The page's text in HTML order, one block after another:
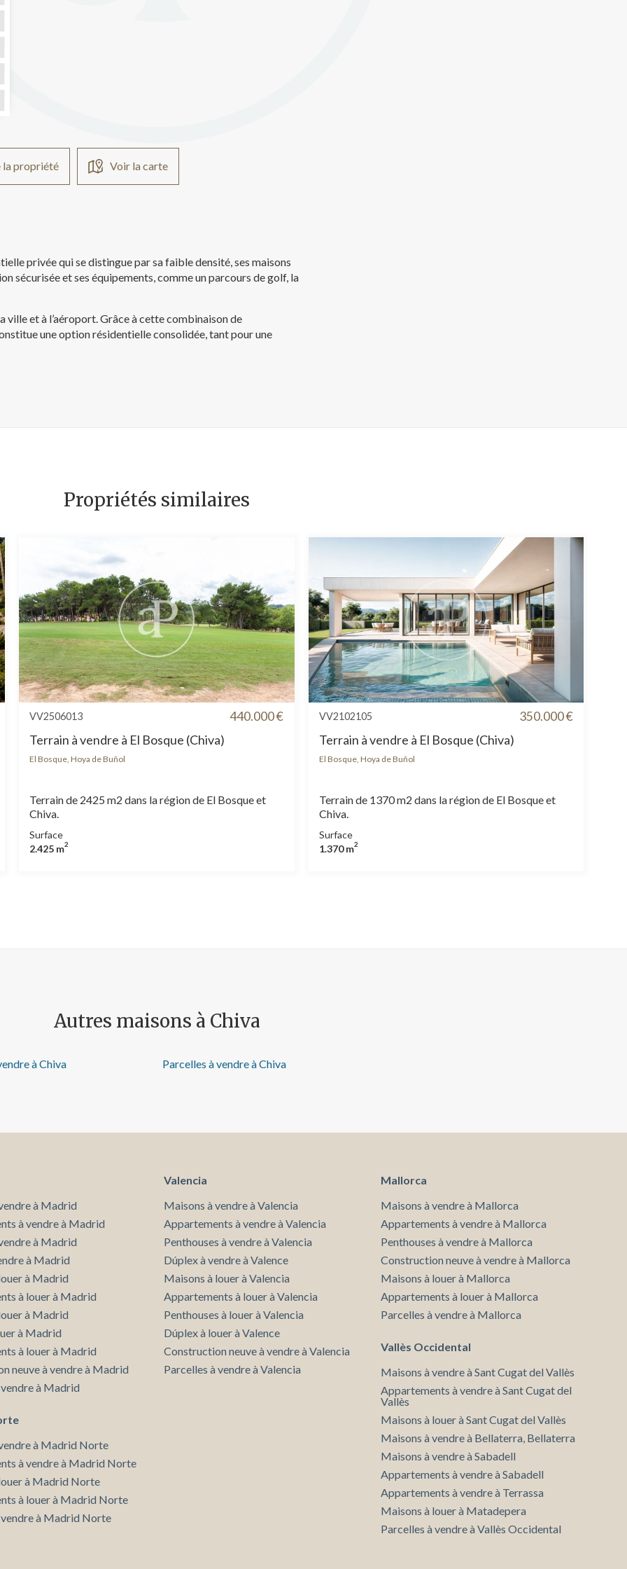
la propriété Voir la carte
privée qui se distingue par sa faible densité, ses maisons
sécurisée et ses équipements, comme un parcours de golf, la
ville et à l’aéroport. Grâce à cette combinaison de
une option résidentielle consolidée, tant pour une
Propriétés similaires
VV2506013 440.000 €
Terrain à vendre à El Bosque (Chiva)
El Bosque, Hoya de Buñol
Terrain de 2425 m2 dans la région de El Bosque et
Chiva.
Surface
2.425 m2
VV2102105 350.000 €
Terrain à vendre à El Bosque (Chiva)
El Bosque, Hoya de Buñol
Terrain de 1370 m2 dans la région de El Bosque et
Chiva.
Surface
1.370 m2
Autres maisons à Chiva
à Chiva Parcelles à vendre à Chiva
à Madrid
à vendre à Madrid
à Madrid
à Madrid
à Madrid
à louer à Madrid
à Madrid
à Madrid
à louer à Madrid
neuve à vendre à Madrid
à Madrid
à Madrid Norte
à vendre à Madrid Norte
à Madrid Norte
à louer à Madrid Norte
vendre à Madrid Norte
Valencia
Maisons à vendre à Valencia
Appartements à vendre à Valencia
Penthouses à vendre à Valencia
Dúplex à vendre à Valence
Maisons à louer à Valencia
Appartements à louer à Valencia
Penthouses à louer à Valencia
Dúplex à louer à Valence
Construction neuve à vendre à Valencia
Parcelles à vendre à Valencia
Mallorca
Maisons à vendre à Mallorca
Appartements à vendre à Mallorca
Penthouses à vendre à Mallorca
Construction neuve à vendre à Mallorca
Maisons à louer à Mallorca
Appartements à louer à Mallorca
Parcelles à vendre à Mallorca
Vallès Occidental
Maisons à vendre à Sant Cugat del Vallès
Appartements à vendre à Sant Cugat del
Vallès
Maisons à louer à Sant Cugat del Vallès
Maisons à vendre à Bellaterra, Bellaterra
Maisons à vendre à Sabadell
Appartements à vendre à Sabadell
Appartements à vendre à Terrassa
Maisons à louer à Matadepera
Parcelles à vendre à Vallès Occidental